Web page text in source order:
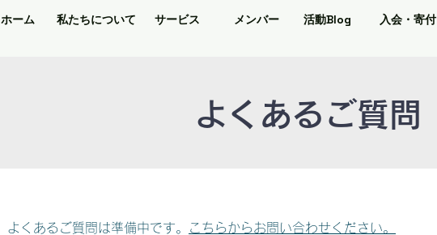
ホーム 私たちについて サービス メンバー 活動Blog 入会・寄付
よくあるご質問
よくあるご質問は準備中です。 こちらからお問い合わせください。